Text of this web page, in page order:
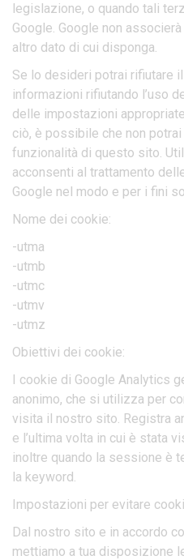
legislazione, o quando tali
Google. Google non
altro dato di cui disponga.
Se lo desideri potrai rifiutare
informazioni rifiutando l’uso
delle impostazioni
ciò, è possibile che non
funzionalità di questo sito.
acconsenti al trattamento
Google nel modo e per i fini
Nome dei cookie:
-utma
-utmb
-utmc
-utmv
-utmz
Obiettivi dei cookie:
I cookie di Google Analytics
anonimo, che si utilizza per
visita il nostro sito. Registra
e l’ultima volta in cui è stata
inoltre quando la sessione è
la keyword.
Impostazioni per evitare
Dal nostro sito e in accordo
mettiamo a tua disposizione